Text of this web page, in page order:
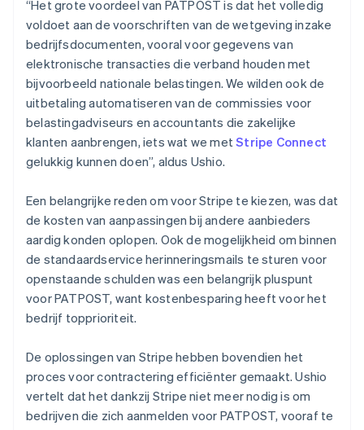
“Het grote voordeel van PATPOST is dat het volledig
voldoet aan de voorschriften van de wetgeving inzake
bedrijfsdocumenten, vooral voor gegevens van
elektronische transacties die verband houden met
bijvoorbeeld nationale belastingen. We wilden ook de
uitbetaling automatiseren van de commissies voor
belastingadviseurs en accountants die zakelijke
klanten aanbrengen, iets wat we metStripe Connect
gelukkig kunnen doen”, aldus Ushio.
Een belangrijke reden om voor Stripe te kiezen, was dat
de kosten van aanpassingen bij andere aanbieders
aardig konden oplopen. Ook de mogelijkheid om binnen
de standaardservice herinneringsmails te sturen voor
openstaande schulden was een belangrijk pluspunt
voor PATPOST, want kostenbesparing heeft voor het
bedrijf topprioriteit.
De oplossingen van Stripe hebben bovendien het
proces voor contractering efficiënter gemaakt. Ushio
vertelt dat het dankzij Stripe niet meer nodig is om
bedrijven die zich aanmelden voor PATPOST, vooraf te